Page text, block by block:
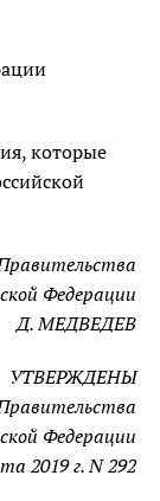
которые
Федерации
Д. МЕДВЕДЕВ
УТВЕРЖДЕНЫ
Федерации
2019 г. N 292